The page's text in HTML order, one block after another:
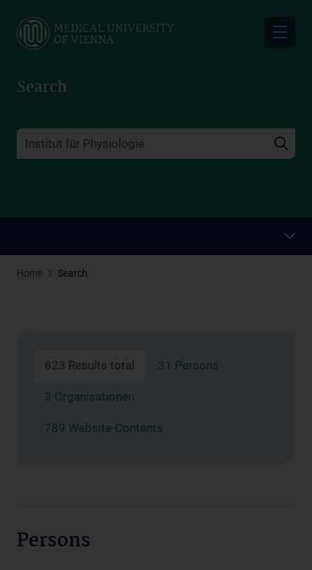
main
Search
Home Search
823 Results total 31 Persons
3 Organisationen
789 Website-Contents
Persons